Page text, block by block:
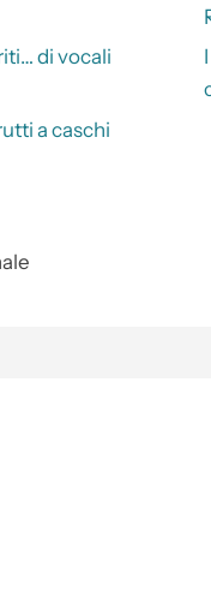
di vocali
a caschi